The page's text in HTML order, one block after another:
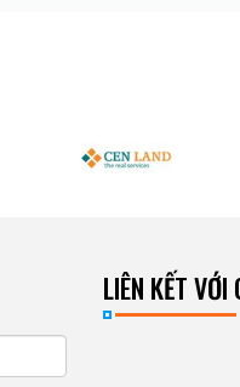
LIÊN KẾT VỚI